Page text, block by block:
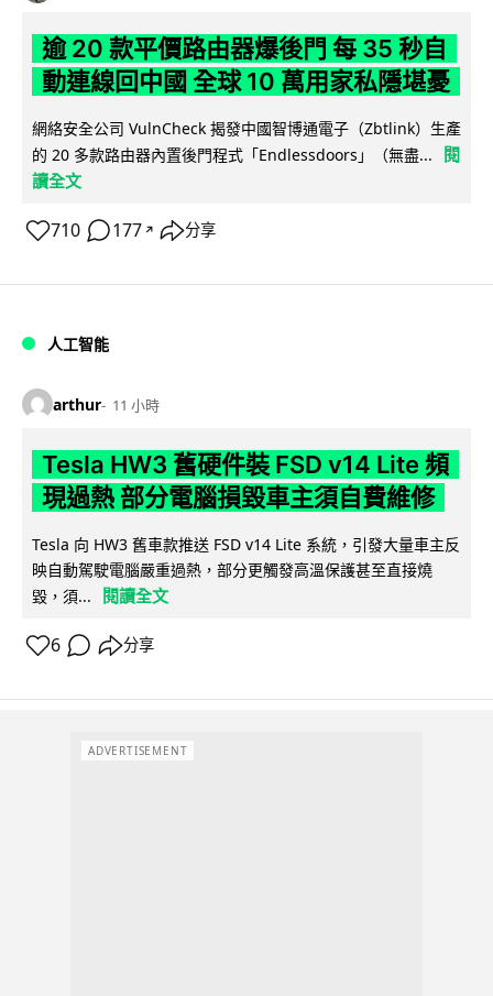
逾 20 款平價路由器爆後門 每 35 秒自
動連線回中國 全球 10 萬用家私隱堪憂
網絡安全公司 VulnCheck 揭發中國智博通電子（Zbtlink）生產
的 20 多款路由器內置後門程式「Endlessdoors」（無盡...
閱
讀全文
710 177 ↗ 分享
人工智能
arthur 11 小時
Tesla HW3 舊硬件裝 FSD v14 Lite 頻
現過熱 部分電腦損毀車主須自費維修
Tesla 向 HW3 舊車款推送 FSD v14 Lite 系統，引發大量車主反
映自動駕駛電腦嚴重過熱，部分更觸發高溫保護甚至直接燒
毀，須...
閱讀全文
6 分享
ADVERTISEMENT